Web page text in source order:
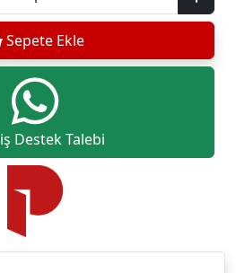
Sepete Ekle
Destek Talebi